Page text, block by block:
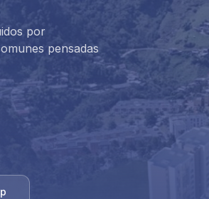
por
pensadas